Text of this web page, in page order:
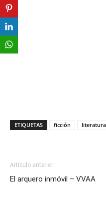
ETIQUETAS ficción
Artículo anterior
El arquero inmóvil – VVAA